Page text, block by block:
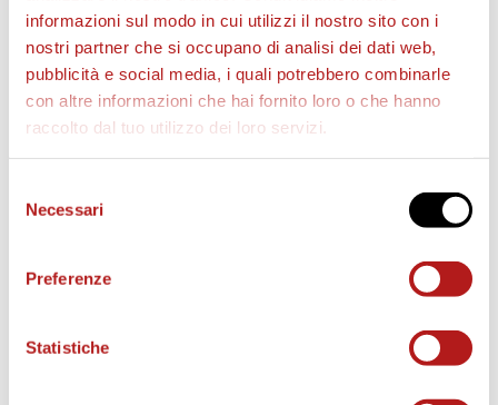
informazioni sul modo in cui utilizzi il nostro sito con i
nostri partner che si occupano di analisi dei dati web,
pubblicità e social media, i quali potrebbero combinarle
con altre informazioni che hai fornito loro o che hanno
raccolto dal tuo utilizzo dei loro servizi.
delNecessari
Preferenze
Statistiche
v
i
AS CITTADELLA STORE